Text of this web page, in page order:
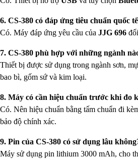
6. CS-380 có đáp ứng tiêu chuẩn quốc
Có. Máy đáp ứng yêu cầu của JJG 696
7. CS-380 phù hợp với những ngành
Thiết bị được sử dụng trong ngành sơn,
bao bì, gốm sứ và kim loại.
8. Máy có cần hiệu chuẩn trước khi đo
Có. Nên hiệu chuẩn bằng tấm chuẩn đi
bảo độ chính xác.
9. Pin của CS-380 có sử dụng lâu
Máy sử dụng pin lithium 3000 mAh, cho